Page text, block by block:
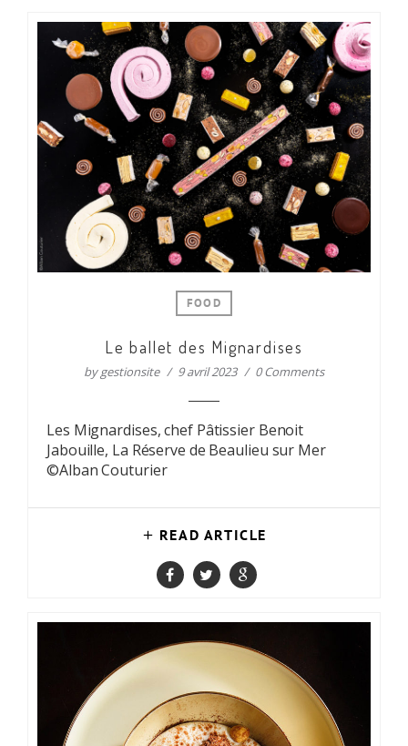
FOOD
Le ballet des Mignardises
bygestionsite 9 avril 2023 0 Comments
Les Mignardises, chef Pâtissier Benoit
Jabouille, La Réserve de Beaulieu sur Mer
©Alban Couturier
READ ARTICLE